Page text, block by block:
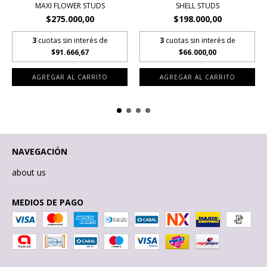
MAXI FLOWER STUDS
$275.000,00
3 cuotas sin interés de
$91.666,67
SHELL STUDS
$198.000,00
3 cuotas sin interés de
$66.000,00
NAVEGACIÓN
about us
MEDIOS DE PAGO